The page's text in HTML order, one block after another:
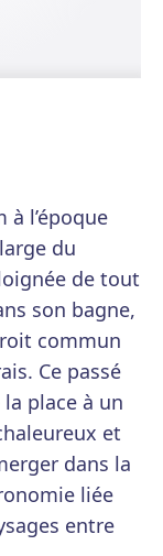
à l’époque
du
de tout
son bagne,
commun
Ce passé
place à un
et
dans la
liée
entre